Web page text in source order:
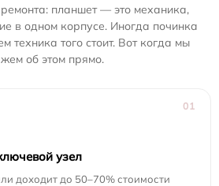
планшет — это механика,
в одном корпусе. Иногда починка
техника того стоит. Вот когда мы
об этом прямо.
01
узел
доходит до 50–70% стоимости